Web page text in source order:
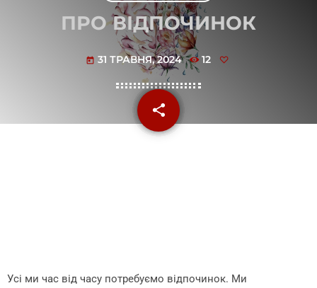
ПРО ВІДПОЧИНОК
today 31 ТРАВНЯ, 2024 12
share
email
Усі ми час від часу потребуємо відпочинок. Ми